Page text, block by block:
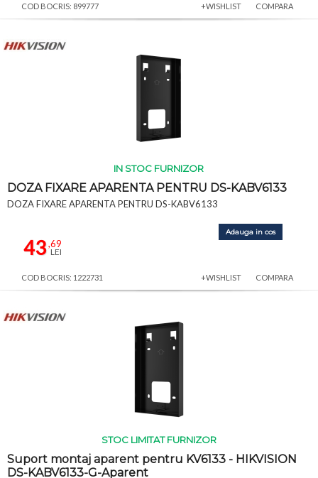
COD BOCRIS: 899777 +WISHLIST COMPARA
IN STOC FURNIZOR
DOZA FIXARE APARENTA PENTRU DS-KABV6133
DOZA FIXARE APARENTA PENTRU DS-KABV6133
43,69
LEI
Adauga in cos
COD BOCRIS: 1222731 +WISHLIST COMPARA
STOC LIMITAT FURNIZOR
Suport montaj aparent pentru KV6133 - HIKVISION
DS-KABV6133-G-Aparent